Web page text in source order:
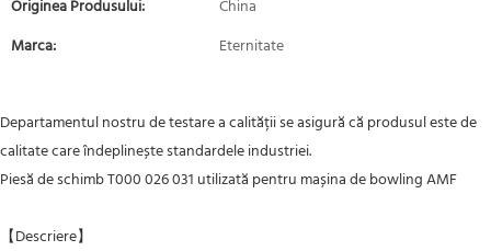
Originea Produsului:
China
Marca:
Eternitate
Departamentul nostru de testare a calității se asigură că produsul este de
calitate care îndeplinește standardele industriei.
Piesă de schimb T000 026 031 utilizată pentru mașina de bowling AMF
【Descriere】